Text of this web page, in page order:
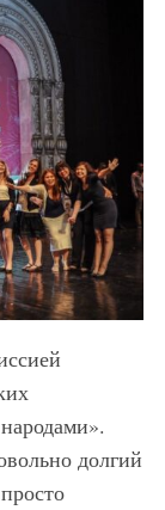
долгий